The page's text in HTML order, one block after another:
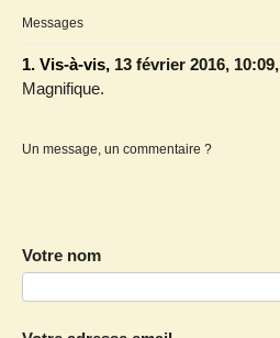
Messages
1. Vis-à-vis, 13 février 2016, 10:09,
Magnifique.
Un message, un commentaire ?
Votre nom